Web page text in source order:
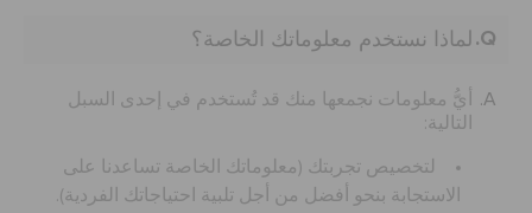
كروكس لمكان العمل
تنزيلات
لماذا نستخدم معلوماتك الخاصة؟
أيُّ معلومات نجمعها منك قد تُستخدم في إحدى السبل
التالية:
لتخصيص تجربتك (معلوماتك الخاصة تساعدنا على
الاستجابة بنحو أفضل من أجل تلبية احتياجاتك الفردية).